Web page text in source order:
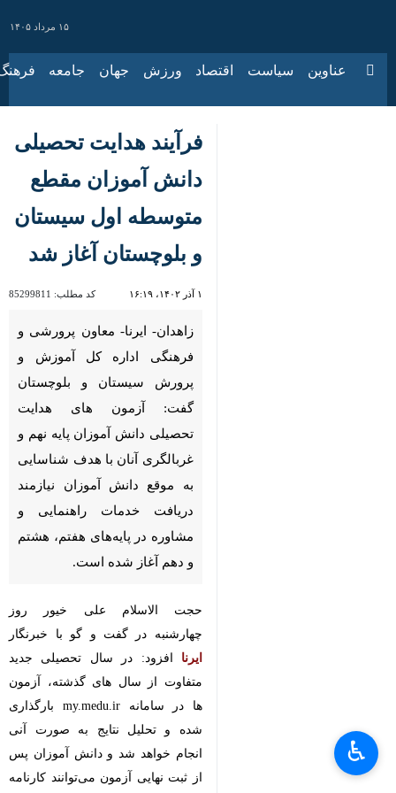
۱۵ مرداد ۱۴۰۵
عناوین‌ سیاست اقتصاد ورزش جهان جامعه فرهنگ
فرآیند هدایت تحصیلی
دانش آموزان مقطع
متوسطه اول سیستان
و بلوچستان آغاز شد
۱ آذر ۱۴۰۲، ۱۶:۱۹ کد مطلب: 85299811
زاهدان- ایرنا- معاون پرورشی و
فرهنگی اداره کل آموزش و
پرورش سیستان و بلوچستان
گفت: آزمون های هدایت
تحصیلی دانش آموزان پایه نهم و
غربالگری آنان با هدف شناسایی
به موقع دانش آموزان نیازمند
دریافت خدمات راهنمایی و
مشاوره در پایه‌های هفتم، هشتم
و دهم آغاز شده است.
حجت الاسلام علی خیور روز
چهارشنبه در گفت و گو با خبرنگار
ایرنا افزود: در سال تحصیلی جدید
متفاوت از سال های گذشته، آزمون
ها در سامانه my.medu.ir بارگذاری
شده و تحلیل نتایج به صورت آنی
انجام خواهد شد و دانش آموزان پس
از ثبت نهایی آزمون می‌توانند کارنامه
♿︎